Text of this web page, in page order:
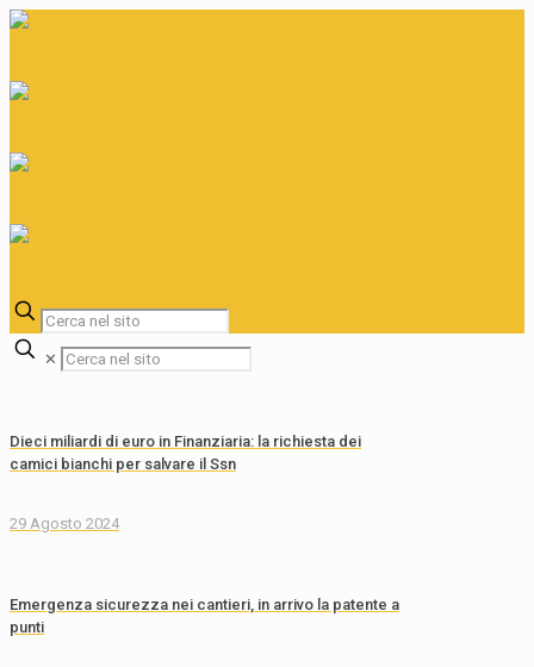
✕
Dieci miliardi di euro in Finanziaria: la richiesta dei
camici bianchi per salvare il Ssn
29 Agosto 2024
Emergenza sicurezza nei cantieri, in arrivo la patente a
punti